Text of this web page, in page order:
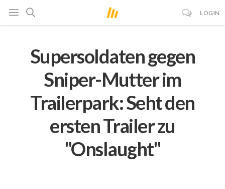
LOGIN
Supersoldaten gegen
Sniper-Mutter im
Trailerpark: Seht den
ersten Trailer zu
"Onslaught"